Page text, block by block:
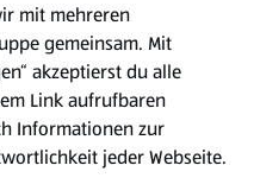
mit mehreren
gemeinsam. Mit
akzeptierst du alle
Link aufrufbaren
Informationen zur
jeder Webseite.